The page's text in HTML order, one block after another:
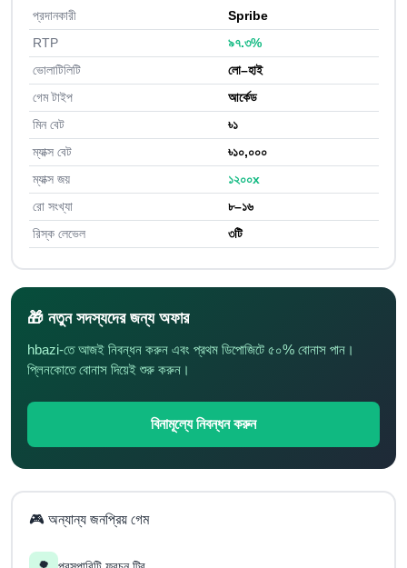
প্রদানকারী
Spribe
RTP
৯৭.৩%
ভোলাটিলিটি
লো–হাই
গেম টাইপ
আর্কেড
মিন বেট
৳১
ম্যাক্স বেট
৳১০,০০০
ম্যাক্স জয়
১২০০x
রো সংখ্যা
৮–১৬
রিস্ক লেভেল
৩টি
🎁 নতুন সদস্যদের জন্য অফার
hbazi-তে আজই নিবন্ধন করুন এবং প্রথম ডিপোজিটে ৫০% বোনাস পান।
প্লিনকোতে বোনাস দিয়েই শুরু করুন।
বিনামূল্যে নিবন্ধন করুন
🎮 অন্যান্য জনপ্রিয় গেম